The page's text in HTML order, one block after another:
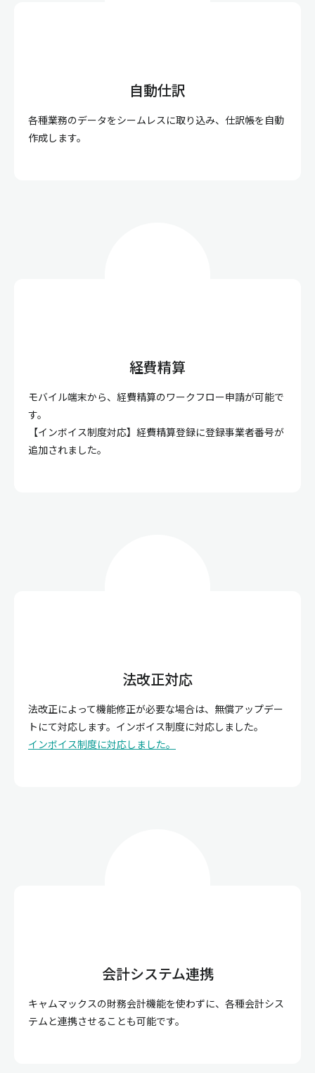
自動仕訳
各種業務のデータをシームレスに取り込み、仕訳帳を自動
作成します。
経費精算
モバイル端末から、経費精算のワークフロー申請が可能で
す。
【インボイス制度対応】経費精算登録に登録事業者番号が
追加されました。
法改正対応
法改正によって機能修正が必要な場合は、無償アップデー
トにて対応します。インボイス制度に対応しました。
インボイス制度に対応しました。
会計システム連携
キャムマックスの財務会計機能を使わずに、各種会計シス
テムと連携させることも可能です。